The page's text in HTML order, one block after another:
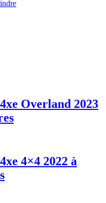
Overland 2023
4×4 2022 à